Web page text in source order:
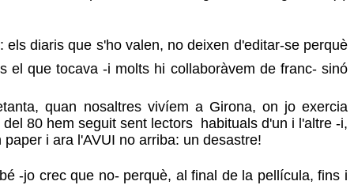
diaris que s'ho valen, no deixen d'editar-se perquè
que tocava -i molts hi collaboràvem de franc- sinó
quan nosaltres vivíem a Girona, on jo exercia
80 hem seguit sent lectors habituals d'un i l'altre -i,
i ara l'AVUI no arriba: un desastre!
crec que no- perquè, al final de la pellícula, fins i